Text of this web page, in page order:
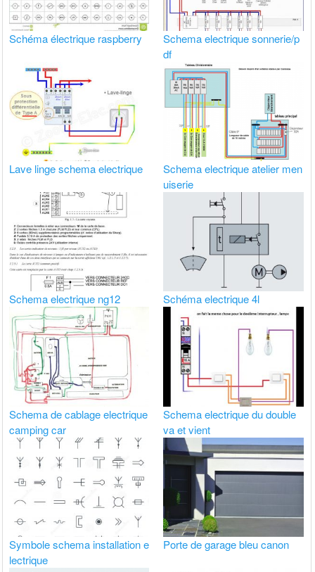
Schéma électrique raspberry
Schema electrique sonnerie/p
df
Lave linge schema electrique
Schema electrique atelier men
uiserie
Schema electrique ng12 Schéma electrique 4l
Schema de cablage electrique
camping car
Schema electrique du double
va et vient
Symbole schema installation e
lectrique
Porte de garage bleu canon